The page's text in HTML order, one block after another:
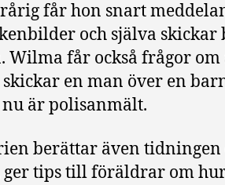
får hon snart
och själva skickar
Wilma får också frågor
en man över en
nu är polisanmält.
berättar även
tips till föräldrar om